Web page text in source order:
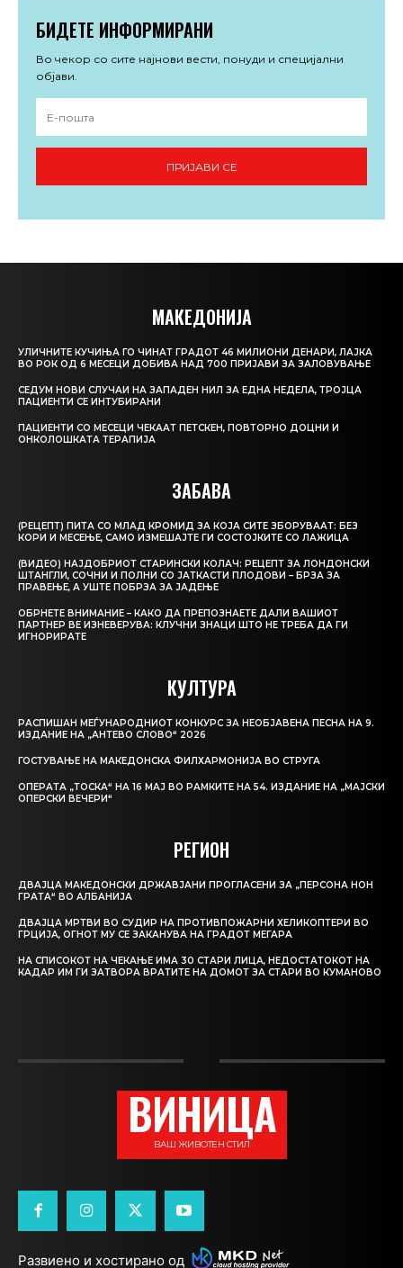
БИДЕТЕ ИНФОРМИРАНИ
Во чекор со сите најнови вести, понуди и специјални
објави.
ПРИЈАВИ СЕ
МАКЕДОНИЈА
УЛИЧНИТЕ КУЧИЊА ГО ЧИНАТ ГРАДОТ 46 МИЛИОНИ ДЕНАРИ, ЛАЈКА
ВО РОК ОД 6 МЕСЕЦИ ДОБИВА НАД 700 ПРИЈАВИ ЗА ЗАЛОВУВАЊЕ
СЕДУМ НОВИ СЛУЧАИ НА ЗАПАДЕН НИЛ ЗА ЕДНА НЕДЕЛА, ТРОЈЦА
ПАЦИЕНТИ СЕ ИНТУБИРАНИ
ПАЦИЕНТИ СО МЕСЕЦИ ЧЕКААТ ПЕТСКЕН, ПОВТОРНО ДОЦНИ И
ОНКОЛОШКАТА ТЕРАПИЈА
ЗАБАВА
(РЕЦЕПТ) ПИТА СО МЛАД КРОМИД ЗА КОЈА СИТЕ ЗБОРУВААТ: БЕЗ
КОРИ И МЕСЕЊЕ, САМО ИЗМЕШАЈТЕ ГИ СОСТОЈКИТЕ СО ЛАЖИЦА
(ВИДЕО) НАЈДОБРИОТ СТАРИНСКИ КОЛАЧ: РЕЦЕПТ ЗА ЛОНДОНСКИ
ШТАНГЛИ, СОЧНИ И ПОЛНИ СО ЈАТКАСТИ ПЛОДОВИ – БРЗА ЗА
ПРАВЕЊЕ, А УШТЕ ПОБРЗА ЗА ЈАДЕЊЕ
ОБРНЕТЕ ВНИМАНИЕ – КАКО ДА ПРЕПОЗНАЕТЕ ДАЛИ ВАШИОТ
ПАРТНЕР ВЕ ИЗНЕВЕРУВА: КЛУЧНИ ЗНАЦИ ШТО НЕ ТРЕБА ДА ГИ
ИГНОРИРАТЕ
КУЛТУРА
РАСПИШАН МЕЃУНАРОДНИОТ КОНКУРС ЗА НЕОБЈАВЕНА ПЕСНА НА 9.
ИЗДАНИЕ НА „АНТЕВО СЛОВО“ 2026
ГОСТУВАЊЕ НА МАКЕДОНСКА ФИЛХАРМОНИЈА ВО СТРУГА
ОПЕРАТА „ТОСКА“ НА 16 МАЈ ВО РАМКИТЕ НА 54. ИЗДАНИЕ НА „МАЈСКИ
ОПЕРСКИ ВЕЧЕРИ“
РЕГИОН
ДВАЈЦА МАКЕДОНСКИ ДРЖАВЈАНИ ПРОГЛАСЕНИ ЗА „ПЕРСОНА НОН
ГРАТА“ ВО АЛБАНИЈА
ДВАЈЦА МРТВИ ВО СУДИР НА ПРОТИВПОЖАРНИ ХЕЛИКОПТЕРИ ВО
ГРЦИЈА, ОГНОТ МУ СЕ ЗАКАНУВА НА ГРАДОТ МЕГАРА
НА СПИСОКОТ НА ЧЕКАЊЕ ИМА 30 СТАРИ ЛИЦА, НЕДОСТАТОКОТ НА
КАДАР ИМ ГИ ЗАТВОРА ВРАТИТЕ НА ДОМОТ ЗА СТАРИ ВО КУМАНОВО
ВИНИЦА
ВАШ ЖИВОТЕН СТИЛ
Развиено и хостирано од